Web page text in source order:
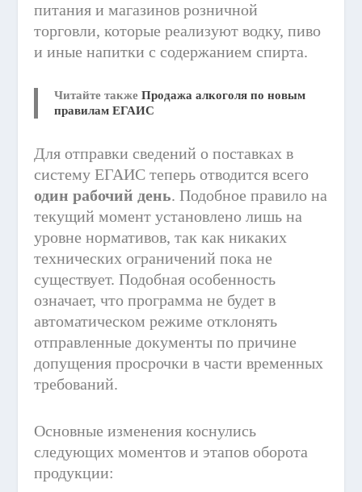
питания и магазинов розничной
торговли, которые реализуют водку, пиво
и иные напитки с содержанием спирта.
Читайте такжеПродажа алкоголя по новым
правилам ЕГАИС
Для отправки сведений о поставках в
систему ЕГАИС теперь отводится всего
один рабочий день. Подобное правило на
текущий момент установлено лишь на
уровне нормативов, так как никаких
технических ограничений пока не
существует. Подобная особенность
означает, что программа не будет в
автоматическом режиме отклонять
отправленные документы по причине
допущения просрочки в части временных
требований.
Основные изменения коснулись
следующих моментов и этапов оборота
продукции: